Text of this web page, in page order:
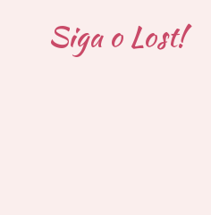
Siga o Lost!